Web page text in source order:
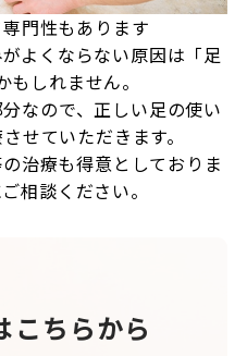
門性もあります
よくならない原因は「足
しれません。
なので、正しい足の使い
せていただきます。
治療も得意としておりま
相談ください。
こちらから